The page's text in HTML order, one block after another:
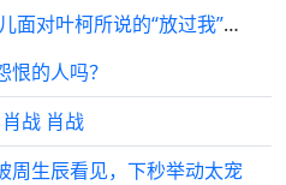
10月26日，在深圳，李菲儿面对叶柯所说的“放过我”，巧妙地避开了这个话题
的人吗？
战 肖战
周生辰看见，下秒举动太宠